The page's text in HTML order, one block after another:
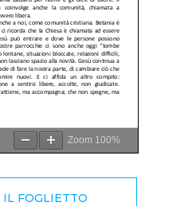
Zoom 100%
IL FOGLIETTO